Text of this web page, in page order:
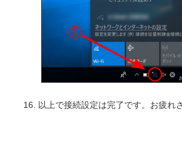
以上で接続設定は完了です。お疲れ